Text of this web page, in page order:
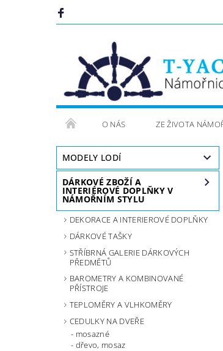
O NÁS ZE ŽIVOTA
MODELY LODÍ
DÁRKOVÉ ZBOŽÍ A
INTERIÉROVÉ DOPLŇKY V
NÁMOŘNÍM STYLU
DEKORACE A INTERIEROVÉ DOPLŇKY
DÁRKOVÉ TAŠKY
STŘÍBRNÁ GALERIE DÁRKOVÝCH
PŘEDMĚTŮ
BAROMETRY A KOMBINOVANÉ
PŘÍSTROJE
TEPLOMĚRY A VLHKOMĚRY
CEDULKY NA DVEŘE
mosazné
dřevo, mosaz